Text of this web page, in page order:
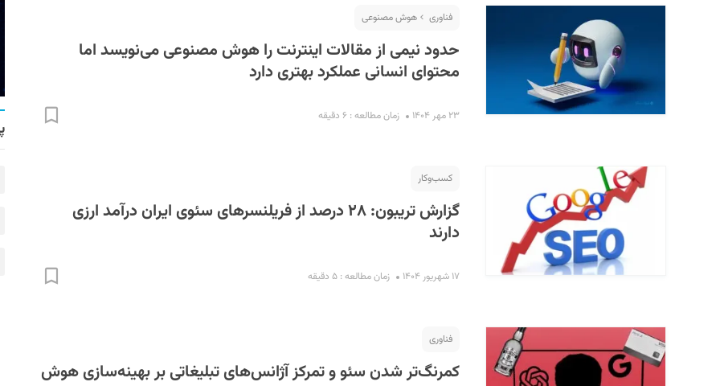
فناوری هوش مصنوعی
حدود نیمی از مقالات اینترنت را هوش مصنوعی می‌نویسد اما
محتوای انسانی عملکرد بهتری دارد
۲۳ مهر ۱۴۰۴ زمان مطالعه : ۶ دقیقه
کسب‌و‌کار
گزارش تریبون: ۲۸ درصد از فریلنسرهای سئوی ایران درآمد ارزی
دارند
۱۷ شهریور ۱۴۰۴ زمان مطالعه : ۵ دقیقه
فناوری
کمرنگ‌تر شدن سئو و تمرکز آژانس‌های تبلیغاتی بر بهینه‌سازی هوش